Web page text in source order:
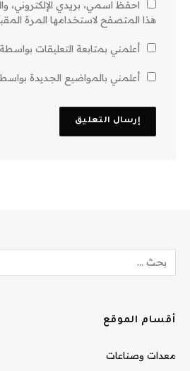
احفظ اسمي، بريدي الإلكتروني،
هذا المتصفح لاستخدامها المرة
أعلمني بمتابعة التعليقات بواسطة
أعلمني بالمواضيع الجديدة بواسطة
أقسام الموقع
معدات وصناعات